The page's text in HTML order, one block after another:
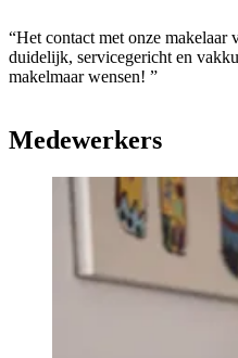
“Het contact met onze makelaar
duidelijk, servicegericht en
makelmaar wensen! ”
Medewerkers